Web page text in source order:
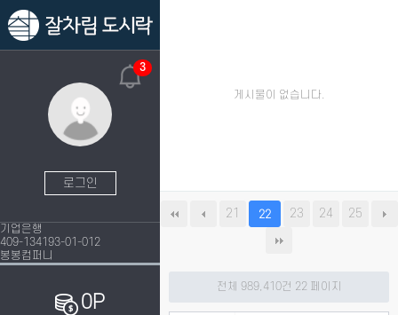
3
로그인
기업은행
409-134193-01-012
봉봉컴퍼니
0P
게시물이 없습니다.
21 22 23 24 25
전체 989,410건 22 페이지